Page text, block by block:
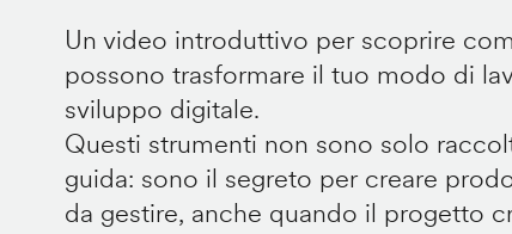
Un video introduttivo per scoprire
possono trasformare il tuo modo di
sviluppo digitale.
Questi strumenti non sono solo
guida: sono il segreto per creare
da gestire, anche quando il progetto